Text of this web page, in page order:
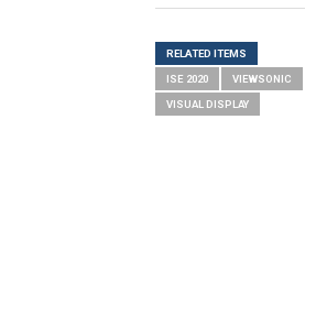
RELATED ITEMS
ISE 2020 VIEWSONIC
VISUAL DISPLAY